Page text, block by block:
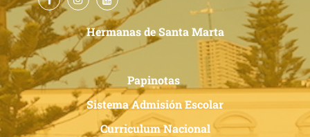
Hermanas de Santa Marta
Papinotas
Sistema Admisión Escolar
Curriculum Nacional